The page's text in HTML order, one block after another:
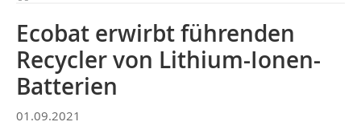
Ecobat erwirbt führenden
Recycler von Lithium-Ionen-
Batterien
01.09.2021